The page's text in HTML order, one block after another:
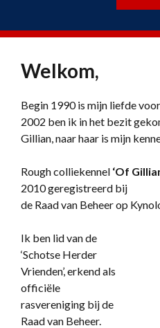
Welkom,
Begin 1990 is mijn liefde
2002 ben ik in het bezit
Gillian, naar haar is mijn
Rough colliekennel ‘Of
2010 geregistreerd bij
de Raad van Beheer op
Ik ben lid van de
‘Schotse Herder
Vrienden’, erkend als
officiële
rasvereniging bij de
Raad van Beheer.